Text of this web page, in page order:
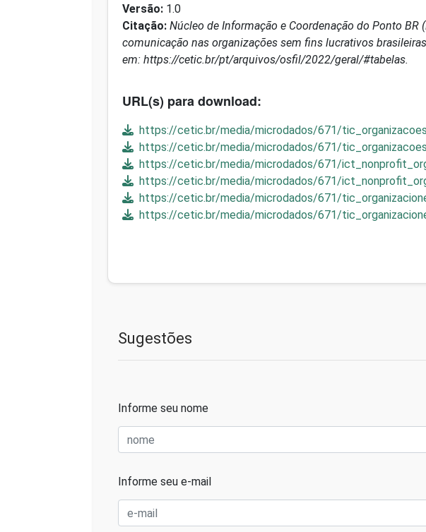
Versão: 1.0
Citação: Núcleo de Informação e Coordenação do Ponto
comunicação nas organizações sem fins lucrativos
em: https://cetic.br/pt/arquivos/osfil/2022/geral/#tabelas.
URL(s) para download:
https://cetic.br/media/microdados/671/
https://cetic.br/media/microdados/671/
https://cetic.br/media/microdados/671/
https://cetic.br/media/microdados/671/
https://cetic.br/media/microdados/671/
https://cetic.br/media/microdados/671/
Sugestões
Informe seu nome
Informe seu e-mail